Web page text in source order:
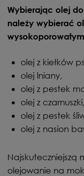
Wybierając olej
należy wybierać
wysokoporowatym.
olej z kiełków
olej lniany,
olej z pestek
olej z czarnuszki,
olej z pestek
olej z nasion
olejowanie na